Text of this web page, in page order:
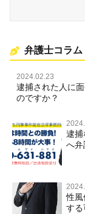
弁護士コラム
2024.02.23
逮捕された人に
のですか？
逮捕
へ弁
性
す